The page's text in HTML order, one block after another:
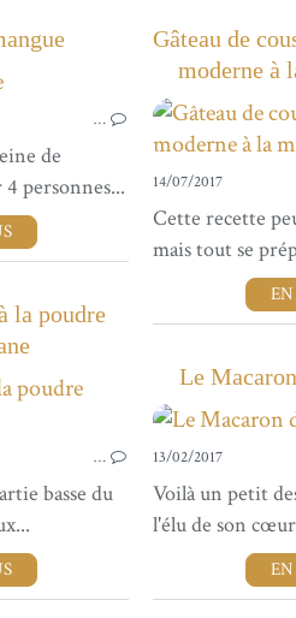
…
de
personnes...
Gâteau de
moderne à
14/07/2017
Cette recette
mais tout se
la poudre
…
basse du
Le
13/02/2017
Voilà un petit
l'élu de son